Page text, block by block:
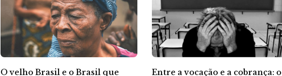
O velho Brasil e o Brasil que Entre a vocação e a cobrança: